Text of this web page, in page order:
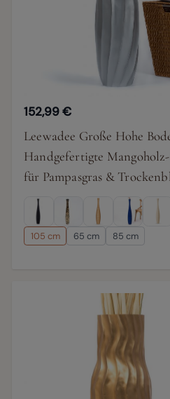
152,99 €
Leewadee Große Hohe
Handgefertigte
für Pampasgras &
105 cm 65 cm 85 cm